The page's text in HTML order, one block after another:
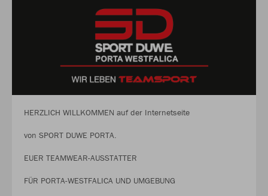
HERZLICH WILLKOMMEN auf der Internetseite
von SPORT DUWE PORTA.
EUER TEAMWEAR-AUSSTATTER
FÜR PORTA-WESTFALICA UND UMGEBUNG